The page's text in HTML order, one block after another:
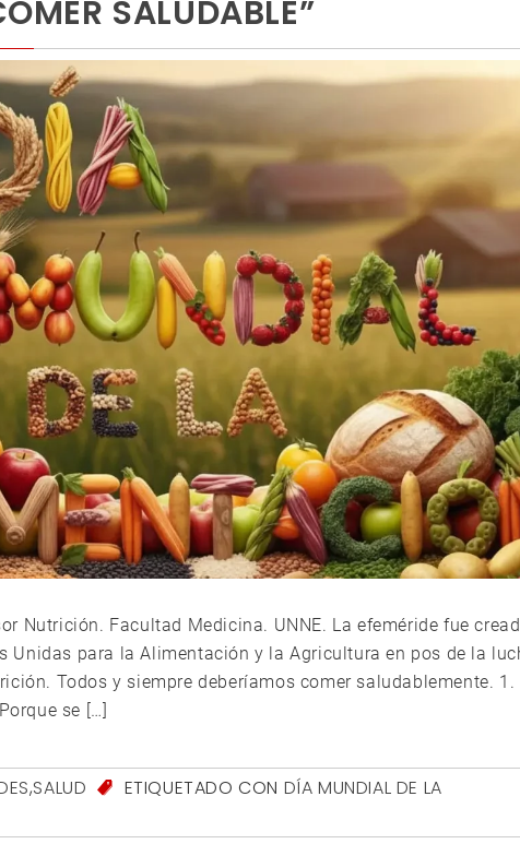
SALUDABLE”
Nutrición. Facultad Medicina. UNNE. La efeméride fue
Unidas para la Alimentación y la Agricultura en pos de la
Todos y siempre deberíamos comer
se […]
,SALUD ETIQUETADO CON DÍA MUNDIAL DE LA